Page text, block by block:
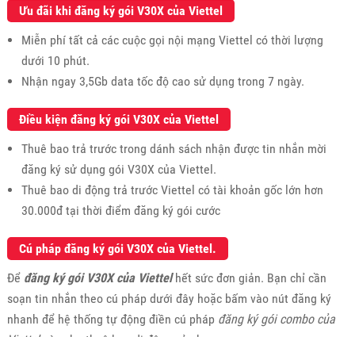
Ưu đãi khi đăng ký gói V30X của Viettel
Miễn phí tất cả các cuộc gọi nội mạng Viettel có thời lượng
dưới 10 phút.
Nhận ngay 3,5Gb data tốc độ cao sử dụng trong 7 ngày.
Điều kiện đăng ký gói V30X của Viettel
Thuê bao trả trước trong dánh sách nhận được tin nhắn mời
đăng ký sử dụng gói V30X của Viettel.
Thuê bao di động trả trước Viettel có tài khoản gốc lớn hơn
30.000đ tại thời điểm đăng ký gói cước
Cú pháp đăng ký gói V30X của Viettel.
Để đăng ký gói V30X của Viettelhết sức đơn giản. Bạn chỉ cần
soạn tin nhắn theo cú pháp dưới đây hoặc bấm vào nút đăng ký
nhanh để hệ thống tự động điền cú pháp đăng ký gói combo của